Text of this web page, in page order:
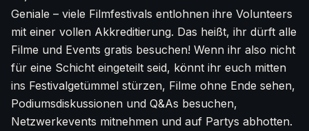
Geniale – viele Filmfestivals entlohnen ihre Volunteers
mit einer vollen Akkreditierung. Das heißt, ihr dürft alle
Filme und Events gratis besuchen! Wenn ihr also nicht
für eine Schicht eingeteilt seid, könnt ihr euch mitten
ins Festivalgetümmel stürzen, Filme ohne Ende sehen,
Podiumsdiskussionen und Q&As besuchen,
Netzwerkevents mitnehmen und auf Partys abhotten.